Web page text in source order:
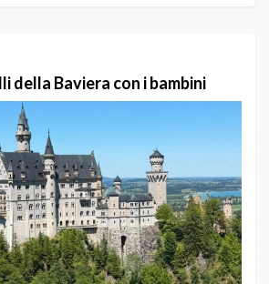
della Baviera con i bambini